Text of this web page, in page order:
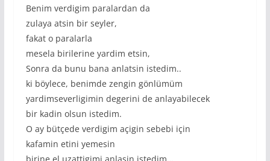
Benim verdigim paralardan da
zulaya atsin bir seyler,
fakat o paralarla
mesela birilerine yardim etsin,
Sonra da bunu bana anlatsin istedim..
ki böylece, benimde zengin gönlümüm
yardimseverligimin degerini de anlayabilecek
bir kadin olsun istedim.
O ay bütçede verdigim açigin sebebi için
kafamin etini yemesin